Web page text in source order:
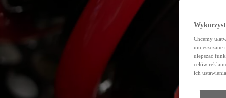
Chcemy
ulepszać
celów
ich